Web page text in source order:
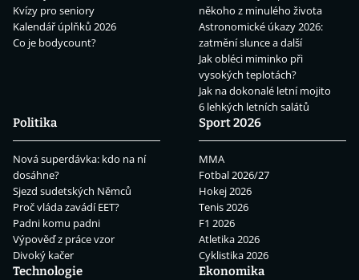
Kvízy pro seniory
Kalendář úplňků 2026
Co je bodycount?
někoho z minulého života
Astronomické úkazy 2026:
zatmění slunce a další
Jak obléci miminko při
vysokých teplotách?
Jak na dokonalé letní mojito
6 lehkých letních salátů
Politika
Nová superdávka: kdo na ní
dosáhne?
Sjezd sudetských Němců
Proč vláda zavádí EET?
Padni komu padni
Výpověď z práce vzor
Divoký kačer
Sport 2026
MMA
Fotbal 2026/27
Hokej 2026
Tenis 2026
F1 2026
Atletika 2026
Cyklistika 2026
Technologie
Ekonomika